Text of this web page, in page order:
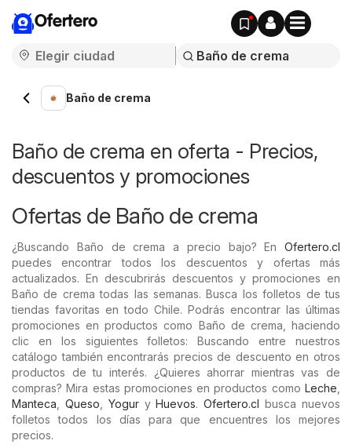
Ofertero
Baño de crema
Baño de crema en oferta - Precios,
descuentos y promociones
Ofertas de Baño de crema
¿Buscando Baño de crema a precio bajo? En Ofertero.cl
puedes encontrar todos los descuentos y ofertas más
actualizados. En descubrirás descuentos y promociones en
Baño de crema todas las semanas. Busca los folletos de tus
tiendas favoritas en todo Chile. Podrás encontrar las últimas
promociones en productos como Baño de crema, haciendo
clic en los siguientes folletos: Buscando entre nuestros
catálogo también encontrarás precios de descuento en otros
productos de tu interés. ¿Quieres ahorrar mientras vas de
compras? Mira estas promociones en productos como Leche
Manteca
Queso YoguryHuevos.Ofertero.cl busca nuevos
folletos todos los días para que encuentres los mejores
precios.